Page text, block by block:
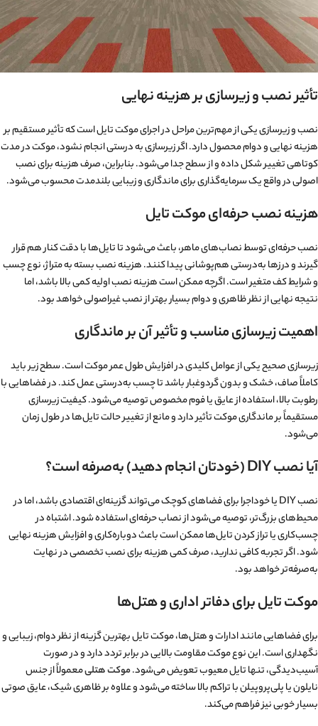
تأثیر نصب و زیرسازی بر هزینه نهایی
نصب و زیرسازی یکی از مهم‌ترین مراحل در اجرای موکت تایل است که تأثیر مستقیم بر
هزینه نهایی و دوام محصول دارد. اگر زیرسازی به درستی انجام نشود، موکت در مدت
کوتاهی تغییر شکل داده و از سطح جدا می‌شود. بنابراین، صرف هزینه برای نصب
اصولی در واقع یک سرمایه‌گذاری برای ماندگاری و زیبایی بلندمدت محسوب می‌شود.
هزینه نصب حرفه‌ای موکت تایل
نصب حرفه‌ای توسط نصاب‌های ماهر، باعث می‌شود تا تایل‌ها با دقت کنار هم قرار
گیرند و درزها به‌درستی هم‌پوشانی پیدا کنند. هزینه نصب بسته به متراژ، نوع چسب
و شرایط کف متغیر است. اگرچه ممکن است هزینه نصب اولیه کمی بالا باشد، اما
نتیجه نهایی از نظر ظاهری و دوام بسیار بهتر از نصب غیراصولی خواهد بود.
اهمیت زیرسازی مناسب و تأثیر آن بر ماندگاری
زیرسازی صحیح یکی از عوامل کلیدی در افزایش طول عمر موکت است. سطح زیر باید
کاملاً صاف، خشک و بدون گردوغبار باشد تا چسب به‌درستی عمل کند. در فضاهایی با
رطوبت بالا، استفاده از عایق یا فوم مخصوص توصیه می‌شود. کیفیت زیرسازی
مستقیماً بر ماندگاری موکت تأثیر دارد و مانع از تغییر حالت تایل‌ها در طول زمان
می‌شود.
آیا نصب DIY (خودتان انجام دهید) به‌صرفه است؟
نصب DIY یا خود‌اجرا برای فضاهای کوچک می‌تواند گزینه‌ای اقتصادی باشد، اما در
محیط‌های بزرگ‌تر، توصیه می‌شود از نصاب حرفه‌ای استفاده شود. اشتباه در
چسب‌کاری یا تراز کردن تایل‌ها ممکن است باعث دوباره‌کاری و افزایش هزینه نهایی
شود. اگر تجربه کافی ندارید، صرف کمی هزینه برای نصب تخصصی در نهایت
به‌صرفه‌تر خواهد بود.
موکت تایل برای دفاتر اداری و هتل‌ها
برای فضاهایی مانند ادارات و هتل‌ها، موکت تایل بهترین گزینه از نظر دوام، زیبایی و
نگهداری است. این نوع موکت مقاومت بالایی در برابر تردد دارد و در صورت
آسیب‌دیدگی، تنها تایل معیوب تعویض می‌شود.موکت هتلیمعمولاً از جنس
نایلون یا پلی‌پروپیلن با تراکم بالا ساخته می‌شود و علاوه بر ظاهری شیک، عایق صوتی
بسیار خوبی نیز فراهم می‌کند.